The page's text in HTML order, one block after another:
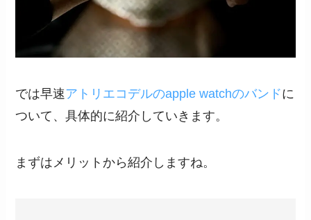
では早速アトリエコデルのapple watchのバンドに
ついて、具体的に紹介していきます。
まずはメリットから紹介しますね。